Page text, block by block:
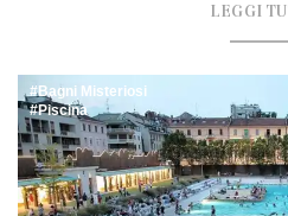
LEGGI
Bagni Misteriosi
Piscina